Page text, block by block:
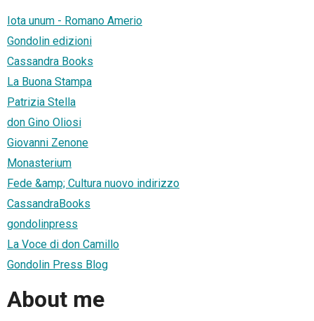
Iota unum - Romano Amerio
Gondolin edizioni
Cassandra Books
La Buona Stampa
Patrizia Stella
don Gino Oliosi
Giovanni Zenone
Monasterium
Fede &amp; Cultura nuovo indirizzo
CassandraBooks
gondolinpress
La Voce di don Camillo
Gondolin Press Blog
About me